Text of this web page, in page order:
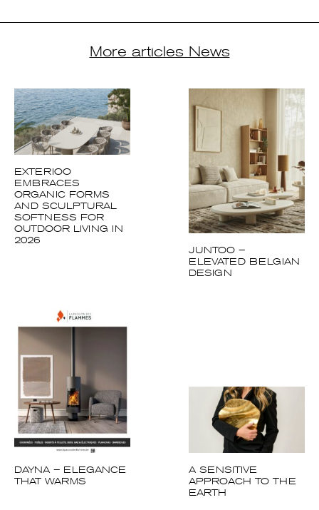
More articles News
EXTERIOO
EMBRACES
ORGANIC FORMS
AND SCULPTURAL
SOFTNESS FOR
OUTDOOR LIVING IN
2026
JUNTOO –
ELEVATED BELGIAN
DESIGN
A SENSITIVE
APPROACH TO THE
EARTH
DAYNA – ELEGANCE
THAT WARMS